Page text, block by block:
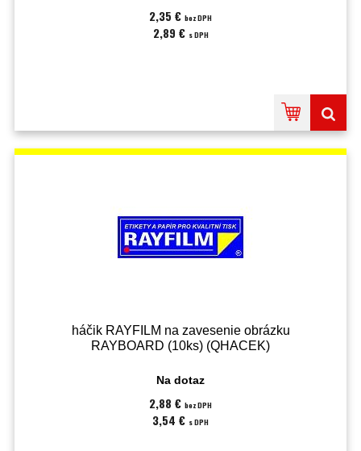
2,35 € bez DPH
2,89 € s DPH
háčik RAYFILM na zavesenie obrázku
RAYBOARD (10ks) (QHACEK)
Na dotaz
2,88 € bez DPH
3,54 € s DPH